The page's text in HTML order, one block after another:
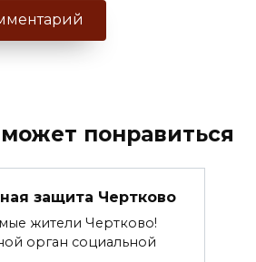
понравиться
защита Чертково
жители Чертково!
орган социальной